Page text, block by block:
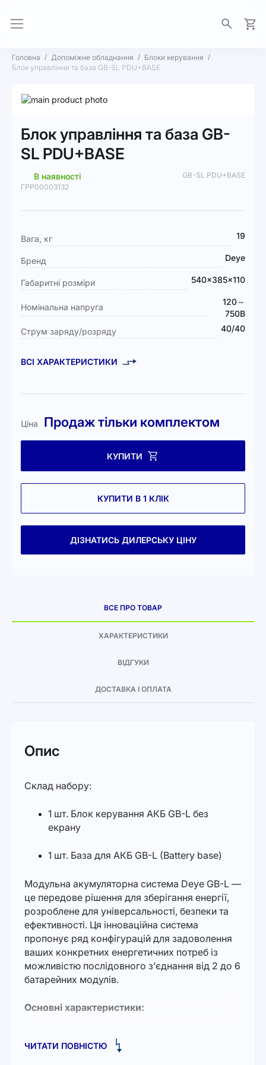
Головна Допоміжне обладнання
Блоки керування
Блок управління та база GB-SL PDU+BASE
Перейти
галереї
зображень
початку
галереї
зображень
Блок управління та база GB-
SL PDU+BASE
В наявності
GB-SL PDU+BASE
ГРР00003132
Докладніше
Вага, кг 19
Бренд Deye
Габаритні розміри 540x385x110
Номінальна напруга
120～
750В
Струм заряду/розряду
40/40
ВСІ ХАРАКТЕРИСТИКИ
Ціна Продаж тільки комплектом
КУПИТИ
КУПИТИ В 1 КЛІК
ДІЗНАТИСЬ ДИЛЕРСЬКУ ЦІНУ
ВСЕ ПРО ТОВАР
ХАРАКТЕРИСТИКИ
ВІДГУКИ
ДОСТАВКА І ОПЛАТА
Опис
Склад набору:
1 шт. Блок керування АКБ GB-L без
екрану
1 шт. База для АКБ GB-L (Battery base)
Модульна акумуляторна система Deye GB-L —
це передове рішення для зберігання енергії,
розроблене для універсальності, безпеки та
ефективності. Ця інноваційна система
пропонує ряд конфігурацій для задоволення
ваших конкретних енергетичних потреб із
можливістю послідовного з’єднання від 2 до 6
батарейних модулів.
Основні характеристики:
Безпека перш за все:
надає пріоритет безпеці завдяки
ЧИТАТИ ПОВНІСТЮ